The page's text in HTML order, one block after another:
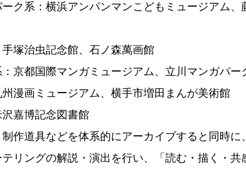
ク系：横浜アンパンマンこどもミュージアム、
塚治虫記念館、石ノ森萬画館
京都国際マンガミュージアム、立川マンガパー
漫画ミュージアム、横手市増田まんが美術館
嘉博記念図書館
作道具などを体系的にアーカイブすると同時に
リングの解説・演出を行い、「読む・描く・共